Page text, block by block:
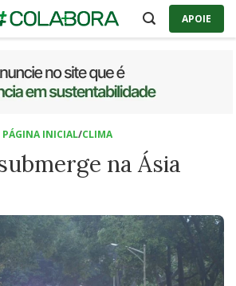
APOIE
PÁGINA INICIAL/CLIMA
na Ásia